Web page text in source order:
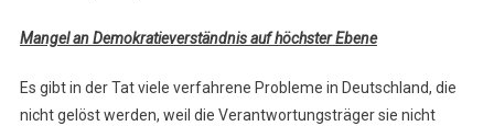
Mangel an Demokratieverständnis auf höchster Ebene
Es gibt in der Tat viele verfahrene Probleme in Deutschland, die
nicht gelöst werden, weil die Verantwortungsträger sie nicht